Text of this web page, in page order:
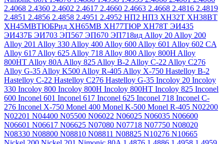
2.4068 2.4360 2.4602 2.4617 2.4660 2.4663 2.4668 2.4816 2.4819
2.4851 2.4856 2.4858 2.4951 2.4952 НП2 НП3 ХН32Т ХН38ВТ
ХН45МВТЮБРид ХН65МВ ХН77ТЮР ХН78Т ЭИ435
ЭИ437Б ЭИ703 ЭП567 ЭП670 ЭП718ид Alloy 20 Alloy 200
Alloy 201 Alloy 330 Alloy 400 Alloy 600 Alloy 601 Alloy 602 CA
Alloy 617 Alloy 625 Alloy 718 Alloy 800 Alloy 800H Alloy
800HT Alloy 80A Alloy 825 Alloy B-2 Alloy C-22 Alloy C276
Alloy G-35 Alloy K500 Alloy R-405 Alloy X-750 Hastelloy B-2
Hastelloy C-22 Hastelloy C276 Hastelloy G-35 Incoloy 20 Incoloy
330 Incoloy 800 Incoloy 800H Incoloy 800HT Incoloy 825 Inconel
600 Inconel 601 Inconel 617 Inconel 625 Inconel 718 Inconel C-
276 Inconel X-750 Monel 400 Monel K-500 Monel R-405 N02200
N02201 N04400 N05500 N06022 N06025 N06035 N06600
N06601 N06617 N06625 N07080 N07718 N07750 N08020
N08330 N08800 N08810 N08811 N08825 N10276 N10665